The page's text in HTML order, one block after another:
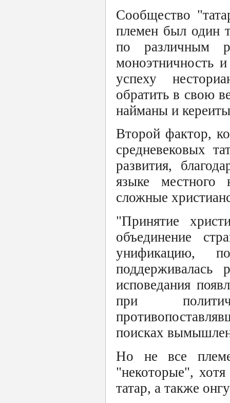
Сообщество
племен был один
по различным
моноэтничность
успеху
обратить в свою
найманы и
Второй фактор,
средневековых
развития,
языке местного
сложные
"Принятие
объединение
унификацию,
исповедания
при
поисках
Но не все
"некоторые",
татар, а также